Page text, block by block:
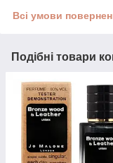
Всі умови
Подібні товари